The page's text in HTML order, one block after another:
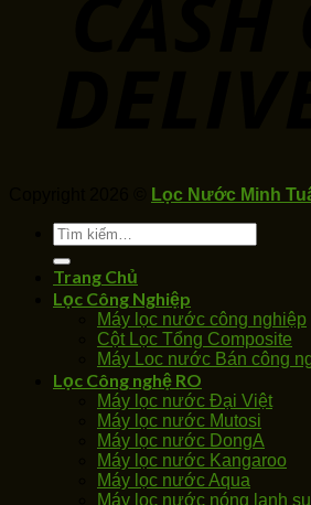
Lọc Nước Minh
Tìm
kiếm:
Trang Chủ
Lọc Công Nghiệp
Máy lọc nước công nghiệp
Cột Lọc Tổng Composite
Máy Loc nước Bán công
Lọc Công nghệ RO
Máy lọc nước Đại Việt
Máy lọc nước Mutosi
Máy lọc nước DongA
Máy lọc nước Kangaroo
Máy lọc nước Aqua
Máy lọc nước nóng lạnh